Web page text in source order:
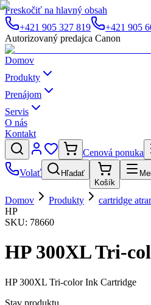
Preskočiť na hlavný obsah
+421 905 327 819
+421 905
Autorizovaný predajca Canon
Domov
Produkty
Prenájom
Servis
O nás
Kontakt
Cenová ponuka
Volať
Hľadať
Košík
Domov Produkty cartridge
HP
SKU: 78660
HP 300XL Tri-
HP 300XL Tri-color Ink Cartridge
Stav produktu